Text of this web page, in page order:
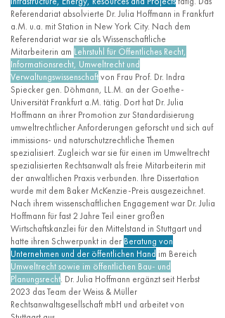
Referendariat absolvierte Dr. Julia Hoffmann in Frankfurt
a.M. u.a. mit Station in New York City. Nach dem
Referendariat war sie als Wissenschaftliche
Mitarbeiterin am Lehrstuhl für Öffentliches Recht,
Informationsrecht, Umweltrecht und
Verwaltungswissenschaftvon Frau Prof. Dr. Indra
Spiecker gen. Döhmann, LL.M. an der Goethe-
Universität Frankfurt a.M. tätig. Dort hat Dr. Julia
Hoffmann an ihrer Promotion zur Standardisierung
umweltrechtlicher Anforderungen geforscht und sich auf
immissions- und naturschutzrechtliche Themen
spezialisiert. Zugleich war sie für einen im Umweltrecht
spezialisierten Rechtsanwalt als freie Mitarbeiterin mit
der anwaltlichen Praxis verbunden. Ihre Dissertation
wurde mit dem Baker McKenzie-Preis ausgezeichnet.
Nach ihrem wissenschaftlichen Engagement war Dr. Julia
Hoffmann für fast 2 Jahre Teil einer großen
Wirtschaftskanzlei für den Mittelstand in Stuttgart und
hatte ihren Schwerpunkt in der Beratung von
Unternehmen und der öffentlichen Hand im Bereich
Umweltrecht sowie im öffentlichen Bau- und
Planungsrecht. Dr. Julia Hoffmann ergänzt seit Herbst
2023 das Team der Weiss & Müller
Rechtsanwaltsgesellschaft mbH und arbeitet von